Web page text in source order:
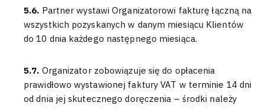
5.6. Partner wystawi Organizatorowi fakturę łączną na
wszystkich pozyskanych w danym miesiącu Klientów
do 10 dnia każdego następnego miesiąca.
5.7. Organizator zobowiązuje się do opłacenia
prawidłowo wystawionej faktury VAT w terminie 14 dni
od dnia jej skutecznego doręczenia – środki należy